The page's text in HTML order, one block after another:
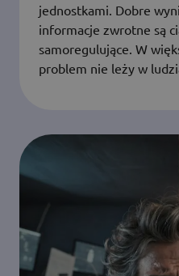
jednostkami. Dobre
informacje zwrotne są
samoregulujące. W
problem nie leży w